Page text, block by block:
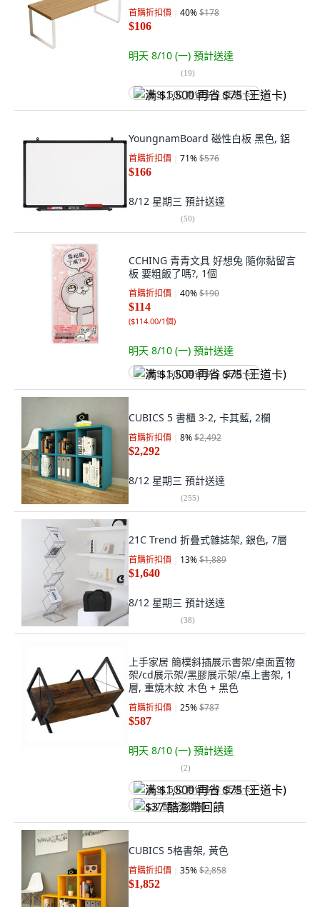
首購折扣價 40%$178
$106
明天 8/10 (一) 預計送達
(19)
满 $1,500 再省 $75 (王道卡)
YoungnamBoard 磁性白板 黑色, 鋁
首購折扣價 71%$576
$166
8/12 星期三 預計送達
(50)
CCHING 青青文具 好想兔 隨你黏留言
板 要粗飯了嗎?, 1個
首購折扣價 40%$190
$114
($114.00/1個)
明天 8/10 (一) 預計送達
满 $1,500 再省 $75 (王道卡)
CUBICS 5 書櫃 3-2, 卡其藍, 2欄
首購折扣價 8%$2,492
$2,292
8/12 星期三 預計送達
(255)
21C Trend 折疊式雜誌架, 銀色, 7層
首購折扣價 13%$1,889
$1,640
8/12 星期三 預計送達
(38)
上手家居 簡樸斜插展示書架/桌面置物
架/cd展示架/黑膠展示架/桌上書架, 1
層, 重燒木紋 木色 + 黑色
首購折扣價 25%$787
$587
明天 8/10 (一) 預計送達
(2)
满 $1,500 再省 $75 (王道卡)
$37 酷澎幣回饋
CUBICS 5格書架, 黃色
首購折扣價 35%$2,858
$1,852